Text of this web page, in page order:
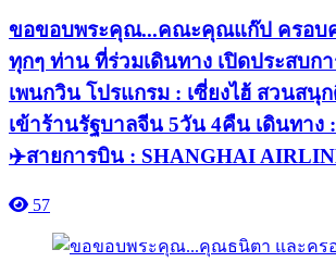
ขอขอบพระคุณ...คณะคุณแก๊ป ครอบ
ทุกๆ ท่าน ที่ร่วมเดินทาง เปิดประสบก
เพนกวิน โปรแกรม : เซี่ยงไฮ้ สวนสนุ
เข้าร้านรัฐบาลจีน 5วัน 4คืน เดินทาง
✈️สายการบิน : SHANGHAI
57